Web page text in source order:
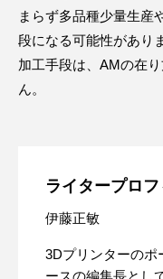
まらず多品種少量生産
段になる可能性があり
加工手段は、AMの在
ん。
ライタープロ
伊藤正敏
3Dプリンターのポ
ースの編集長とし